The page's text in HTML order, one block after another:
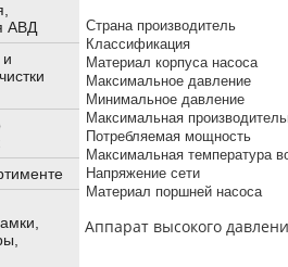
АВД
Страна производитель
Классификация
Материал корпуса насоса
Максимальное давление
Минимальное давление
Максимальная
Потребляемая мощность
Максимальная температура
Напряжение сети
Материал поршней насоса
Аппарат высокого